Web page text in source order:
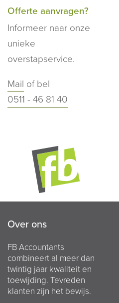
Offerte aanvragen?
Informeer naar onze
unieke
overstapservice.
Mail of bel
0511 - 46 81 40
Over ons
FB Accountants
combineert al meer dan
twintig jaar kwaliteit en
toewijding. Tevreden
klanten zijn het bewijs.